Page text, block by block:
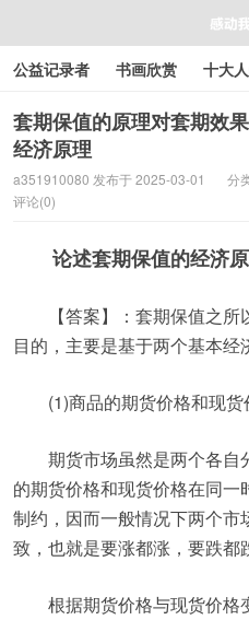
感动
公益记录者 书画欣赏 十大
好人好事 感人资讯 商业资讯
套期保值的原理对套期效
经济原理
a351910080 发布于 2025-03-01 分
评论(0)
论述套期保值的经济
【答案】：套期保值之
目的，主要是基于两个基本经
(1)商品的期货价格和现
期货市场虽然是两个各自
的期货价格和现货价格在同
制约，因而一般情况下两个
致，也就是要涨都涨，要跌都
根据期货价格与现货价格